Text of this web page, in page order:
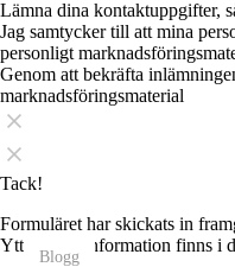
Lämna dina kontaktuppgifter,
Jag samtycker till att mina
personligt
Genom att bekräfta
marknadsföringsmaterial
Tack!
Formuläret har skickats in
Ytterligare information finns i
Blogg
Blogg
Blogg
Blogg
Blogg
Blogg
Blogg
Blogg
Blogg
Blogg
Blogg
Blogg